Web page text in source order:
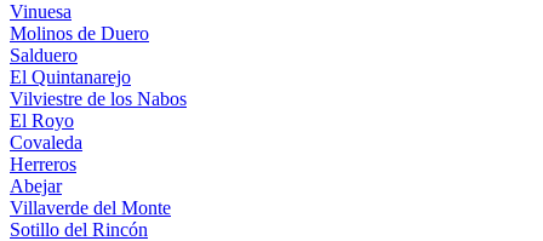
Vinuesa
Molinos de Duero
Salduero
El Quintanarejo
Vilviestre de los Nabos
El Royo
Covaleda
Herreros
Abejar
Villaverde del Monte
Sotillo del Rincón